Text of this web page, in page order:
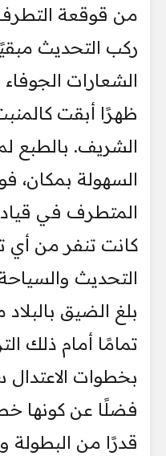
من قوقعة
ركب التحديث
الشعارات
ظهرًا أبقت
الشريف. بالطبع
السهولة بمكان،
المتطرف في
كانت تنفر من أي
التحديث
بلغ الضيق
تمامًا أمام ذلك
بخطوات الاعتدال
فضلًا عن كونها
قدرًا من البطولة